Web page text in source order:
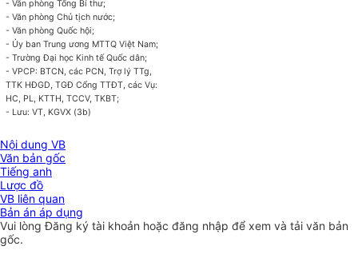
- Văn phòng Tổng Bí thư;
- Văn phòng Chủ tịch nước;
- Văn phòng Quốc hội;
- Ủy ban Trung ương MTTQ Việt Nam;
- Trường Đại học Kinh tế Quốc dân;
- VPCP: BTCN, các PCN, Trợ lý TTg,
TTK HĐGD, TGĐ Cổng TTĐT, các Vụ:
HC, PL, KTTH, TCCV, TKBT;
- Lưu: VT, KGVX (3b)
Nội dung VB
Văn bản gốc
Tiếng anh
Lược đồ
VB liên quan
Bản án áp dụng
Vui lòngĐăng ký tài khoản hoặc đăng nhập để xem và tải văn bản
gốc.